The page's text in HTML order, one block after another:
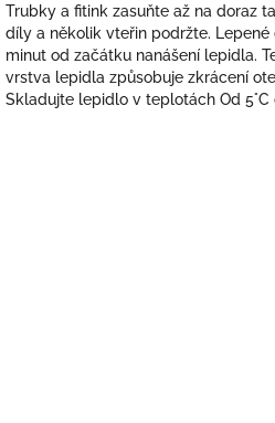
Trubky a fitink zasuňte až na doraz
díly a několik vteřin podržte.
minut od začátku nanášení lepidla.
vrstva lepidla způsobuje zkrácení
Skladujte lepidlo v teplotách Od 5°C